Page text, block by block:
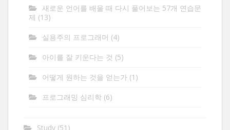
새로운 언어를 배울 때 다시 풀어보는 57개 연습문
제 (13)
실용주의 프로그래머 (4)
아이를 잘 키운다는 것 (5)
어떻게 원하는 것을 얻는가 (1)
프로그래밍 심리학 (6)
Study (51)